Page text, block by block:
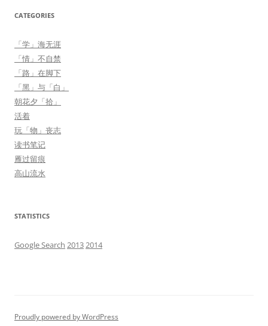
CATEGORIES
「学」海无涯
「情」不自禁
「路」在脚下
「黑」与「白」
朝花夕「拾」
活着
玩「物」丧志
读书笔记
雁过留痕
高山流水
STATISTICS
Google Search 20132014
Proudly powered by WordPress